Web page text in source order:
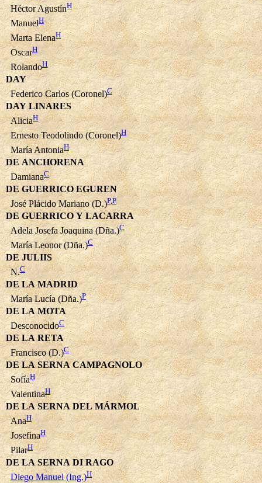
Héctor AgustínH
ManuelH
Marta ElenaH
OscarH
RolandoH
DAY
Federico Carlos (Coronel)C
DAY LINARES
AliciaH
Ernesto Teodolindo (Coronel)H
María AntoniaH
DE ANCHORENA
DamianaC
DE GUERRICO EGUREN
José Plácido Mariano (D.)P,P
DE GUERRICO Y LACARRA
Adela Josefa Joaquina (Dña.)C
María Leonor (Dña.)C
DE JULIIS
N.C
DE LA MADRID
María Lucía (Dña.)P
DE LA MOTA
DesconocidoC
DE LA RETA
Francisco (D.)C
DE LA SERNA CAMPAGNOLO
SofíaH
ValentinaH
DE LA SERNA DEL MÁRMOL
AnaH
JosefinaH
PilarH
DE LA SERNA DI RAGO
Diego Manuel (Ing.)H